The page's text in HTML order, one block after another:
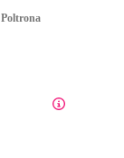
Poltrona